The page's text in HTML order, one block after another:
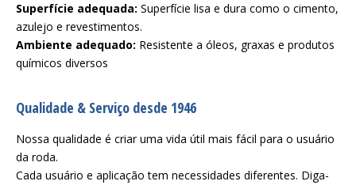
Superfície adequada: Superfície lisa e dura como o cimento,
azulejo e revestimentos.
Ambiente adequado: Resistente a óleos, graxas e produtos
químicos diversos
Qualidade & Serviço desde 1946
Nossa qualidade é criar uma vida útil mais fácil para o usuário
da roda.
Cada usuário e aplicação tem necessidades diferentes. Diga-